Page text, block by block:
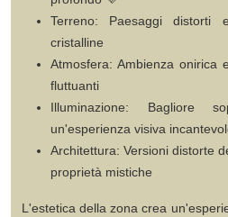
Terreno: Paesaggi distorti
cristalline
Atmosfera: Ambienza onirica
fluttuanti
Illuminazione: Bagliore
un'esperienza visiva
Architettura: Versioni distorte
proprietà mistiche
L'estetica della zona crea